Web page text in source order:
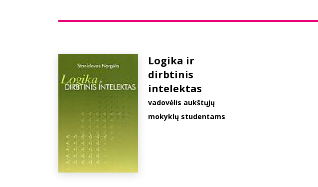
Logika ir
dirbtinis
intelektas
vadovėlis aukštųjų
mokyklų studentams